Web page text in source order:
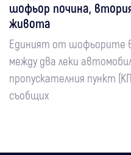
шофьор почина,
живота
Единият от шофьорите
между два леки
пропускателния пункт
съобщих